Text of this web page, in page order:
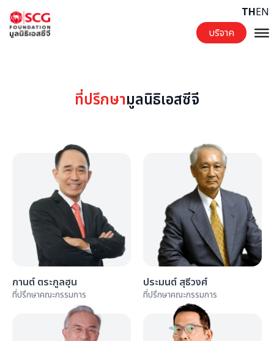
บริจาค
THEN
ที่ปรึกษามูลนิธิเอสซีจี
กานต์ ตระกูลฮุน
ที่ปรึกษาคณะกรรมการ
ประมนต์ สุธีวงศ์
ที่ปรึกษาคณะกรรมการ